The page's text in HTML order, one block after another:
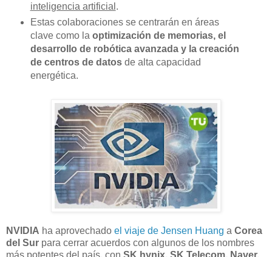
inteligencia artificial .
Estas colaboraciones se centrarán en áreas
clave como la optimización de memorias, el
desarrollo de robótica avanzada y la creación
de centros de datosde alta capacidad
energética.
NVIDIA ha aprovechado el viaje de Jensen Huang a Corea
del Sur para cerrar acuerdos con algunos de los nombres
más potentes del país, con SK hynix, SK Telecom, Naver,